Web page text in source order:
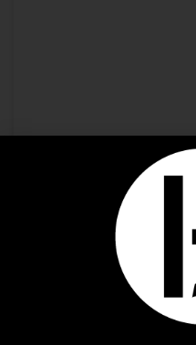
ABSINTHE LA FEE